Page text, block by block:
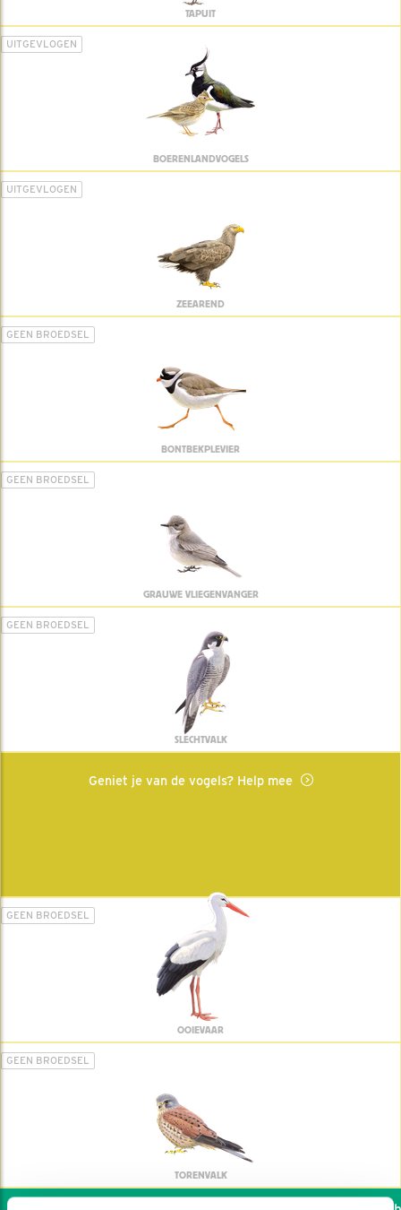
TAPUIT
UITGEVLOGEN
BOERENLANDVOGELS
UITGEVLOGEN
ZEEAREND
GEEN BROEDSEL
BONTBEKPLEVIER
GEEN BROEDSEL
GRAUWE VLIEGENVANGER
GEEN BROEDSEL
SLECHTVALK
Geniet je van de vogels? Help mee
GEEN BROEDSEL
OOIEVAAR
GEEN BROEDSEL
TORENVALK